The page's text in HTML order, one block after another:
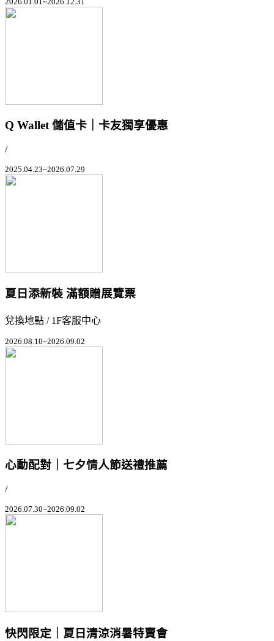
Q Wallet 儲值卡｜卡友獨享優惠
/
2025.04.23~2026.07.29
夏日添新裝 滿額贈展覽票
兌換地點 / 1F客服中心
2026.08.10~2026.09.02
心動配對｜七夕情人節送禮推薦
/
2026.07.30~2026.09.02
快閃限定｜夏日清涼消暑特賣會